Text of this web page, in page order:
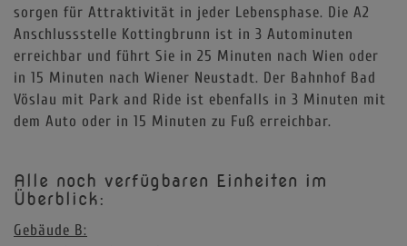
sorgen für Attraktivität in jeder Lebensphase. Die A2
Anschlussstelle Kottingbrunn ist in 3 Autominuten
erreichbar und führt Sie in 25 Minuten nach Wien oder
in 15 Minuten nach Wiener Neustadt. Der Bahnhof Bad
Vöslau mit Park and Ride ist ebenfalls in 3 Minuten mit
dem Auto oder in 15 Minuten zu Fuß erreichbar.
Alle noch verfügbaren Einheiten im
Überblick:
Gebäude B: